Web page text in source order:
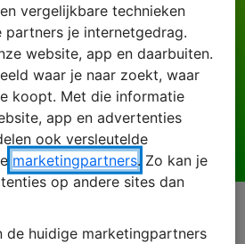
vergelijkbare technieken
partners je internetgedrag.
website, app en daarbuiten.
waar je naar zoekt, waar
koopt. Met die informatie
app en advertenties
ook versleutelde
marketingpartners. Zo kan je
op andere sites dan
de huidige marketingpartners